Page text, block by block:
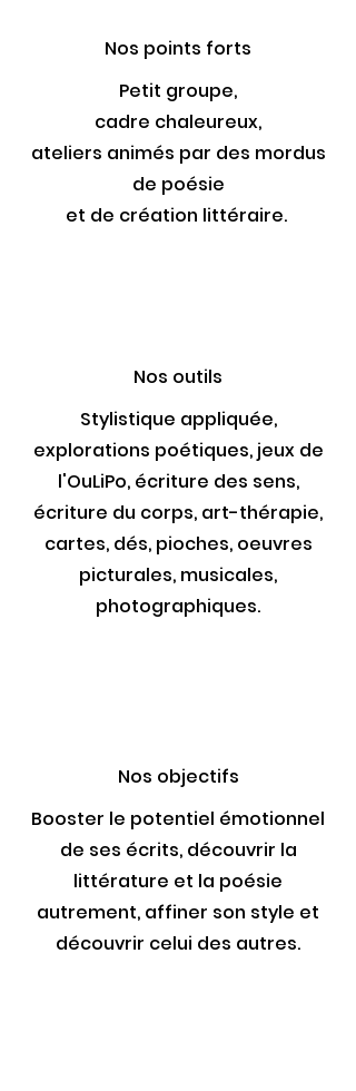
Nos points forts
Petit groupe,
cadre chaleureux,
ateliers animés par des mordus
de poésie
et de création littéraire.
Nos outils
Stylistique appliquée,
explorations poétiques, jeux de
l'OuLiPo, écriture des sens,
écriture du corps, art-thérapie,
cartes, dés, pioches, oeuvres
picturales, musicales,
photographiques.
Nos objectifs
Booster le potentiel émotionnel
de ses écrits, découvrir la
littérature et la poésie
autrement, affiner son style et
découvrir celui des autres.